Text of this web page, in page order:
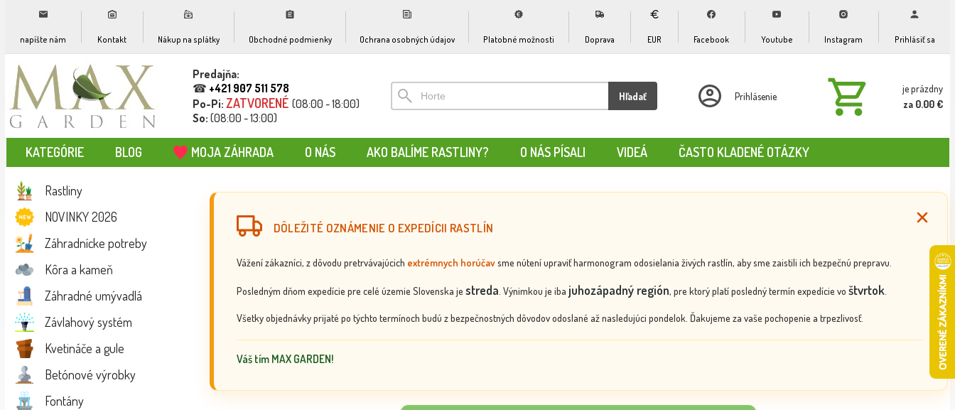
napíšte nám Kontakt Nákup na splátky Obchodné podmienky Ochrana osobných údajov Platobné možnosti Doprava EUR Facebook Youtube Instagram Prihlásiť sa
Predajňa:
☎ +421 907 511 578
Po-Pi: ZATVORENÉ (08:00 - 18:00)
So: (08:00 - 13:00)
Hľadať Prihlásenie
je prázdny
za 0.00 €
KATEGÓRIE BLOG MOJA ZÁHRADA O NÁS AKO BALÍME RASTLINY? O NÁS PÍSALI VIDEÁ ČASTO KLADENÉ OTÁZKY
Rastliny
NOVINKY 2026
Záhradnícke potreby
Kôra a kameň
Záhradné umývadlá
Závlahový systém
Kvetináče a gule
Betónové výrobky
Fontány
DÔLEŽITÉ OZNÁMENIE O EXPEDÍCII RASTLÍN
Vážení zákazníci, z dôvodu pretrvávajúcich extrémnych horúčavsme nútení upraviť harmonogram odosielania živých rastlín, aby sme zaistili ich bezpečnú prepravu.
Posledným dňom expedície pre celé územie Slovenska je streda . Výnimkou je iba juhozápadný región, pre ktorý platí posledný termín expedície vo štvrtok.
Všetky objednávky prijaté po týchto termínoch budú z bezpečnostných dôvodov odoslané až nasledujúci pondelok. Ďakujeme za vaše pochopenie a trpezlivosť.
Váš tím MAX GARDEN!